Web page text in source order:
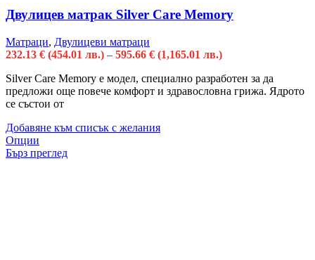
Двулицев матрак Silver Care Memory
Матраци, Двулицеви матраци
232.13 € (454.01 лв.) – 595.66 € (1,165.01 лв.)
Silver Care Memory е модел, специално разработен за да
предложи още повече комфорт и здравословна грижа. Ядрото
се състои от
Добавяне към списък с желания
Опции
Бърз преглед